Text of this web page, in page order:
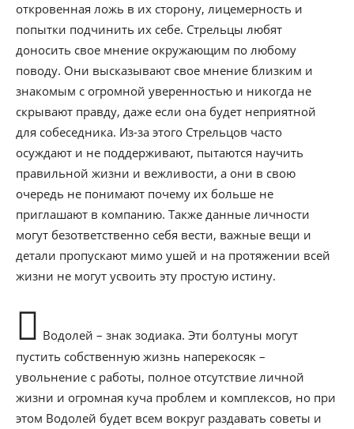
откровенная ложь в их сторону, лицемерность и
попытки подчинить их себе. Стрельцы любят
доносить свое мнение окружающим по любому
поводу. Они высказывают свое мнение близким и
знакомым с огромной уверенностью и никогда не
скрывают правду, даже если она будет неприятной
для собеседника. Из-за этого Стрельцов часто
осуждают и не поддерживают, пытаются научить
правильной жизни и вежливости, а они в свою
очередь не понимают почему их больше не
приглашают в компанию. Также данные личности
могут безответственно себя вести, важные вещи и
детали пропускают мимо ушей и на протяжении всей
жизни не могут усвоить эту простую истину.
Водолей – знак зодиака. Эти болтуны могут
пустить собственную жизнь наперекосяк –
увольнение с работы, полное отсутствие личной
жизни и огромная куча проблем и комплексов, но при
этом Водолей будет всем вокруг раздавать советы и